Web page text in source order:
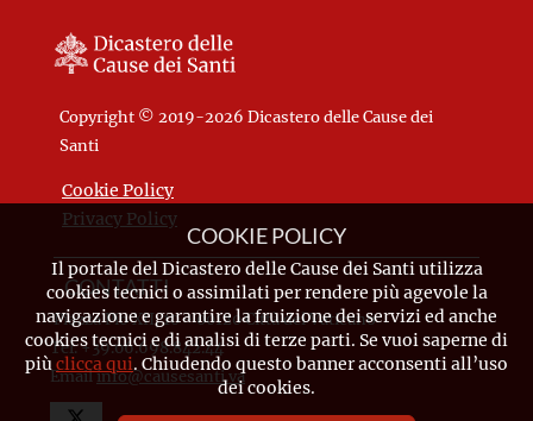
Copyright © 2019-2026 Dicastero delle Cause dei
Santi
Cookie Policy
Privacy Policy
CONTATTI
Piazza Pio XII, 10 - 00120 Città del Vaticano
Tel. +39.06.698.842.44
Emailinfo@causesanti.va
COOKIE POLICY
Il portale del Dicastero delle Cause dei Santi utilizza
cookies tecnici o assimilati per rendere più agevole la
navigazione e garantire la fruizione dei servizi ed anche
cookies tecnici e di analisi di terze parti. Se vuoi saperne di
piùclicca qui. Chiudendo questo banner acconsenti all’uso
dei cookies.